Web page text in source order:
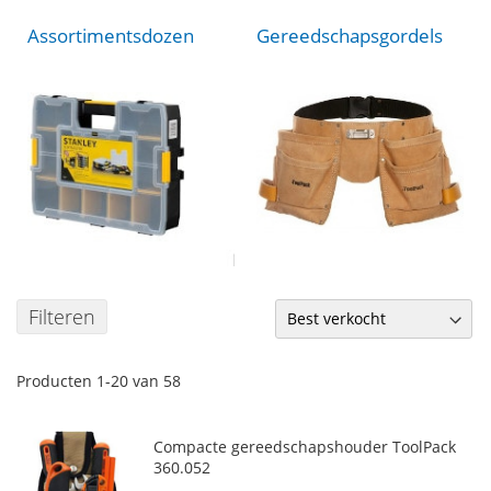
Assortimentsdozen Gereedschapsgordels
Filteren
Producten 1-20 van 58
Compacte gereedschapshouder ToolPack
360.052